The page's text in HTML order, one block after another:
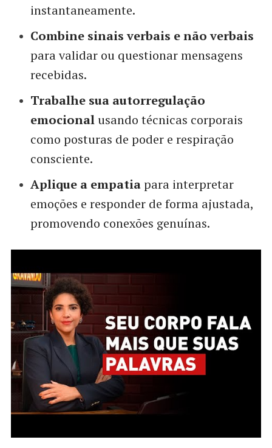
instantaneamente.
Combine sinais verbais e não verbais
para validar ou questionar mensagens
recebidas.
Trabalhe sua autorregulação
emocionalusando técnicas corporais
como posturas de poder e respiração
consciente.
Aplique a empatiapara interpretar
emoções e responder de forma ajustada,
promovendo conexões genuínas.